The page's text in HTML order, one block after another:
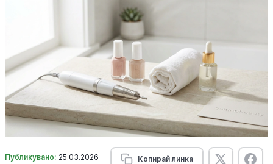
Публикувано: 25.03.2026 Копирай линка